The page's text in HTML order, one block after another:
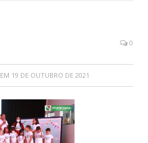
0
EM 19 DE OUTUBRO DE 2021